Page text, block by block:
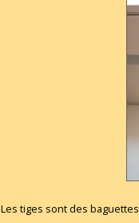
Les tiges sont des